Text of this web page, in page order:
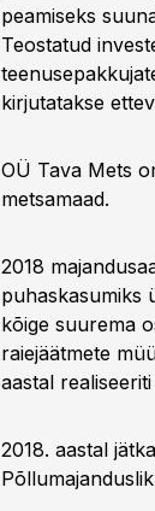
peamiseks
Teostatud
kirjutatakse
OÜ Tava Mets
metsamaad.
2018
puhaskasumiks
kõige suurema
raiejäätmete
aastal
2018. aastal